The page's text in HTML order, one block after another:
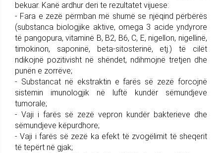
bekuar. Kanë ardhur deri te rezultatet vijuese:
- Fara e zezë përmban më shumë se njëqind përbërës
(substanca biologjike aktive, omega 3 acide yndyrore
të pangopura, vitaminë B, B2, B6, C, E, nigellon, nigellinë,
timokinon, saponinë, beta-sitosterinë, etj.) të cilët
ndikojnë pozitivisht në shëndet, ndihmojnë tretjen dhe
punën e zorrëve;
- Substancat në ekstraktin e farës së zezë forcojnë
sistemin imunologjik në luftë kundër sëmundjeve
tumorale;
- Vaji i farës së zezë vepron kundër bakterieve dhe
sëmundjeve këpurdhore;
- Vaji i farës së zezë ka efekt të zvogëlimit të sheqerit
të tepërt në gjak;